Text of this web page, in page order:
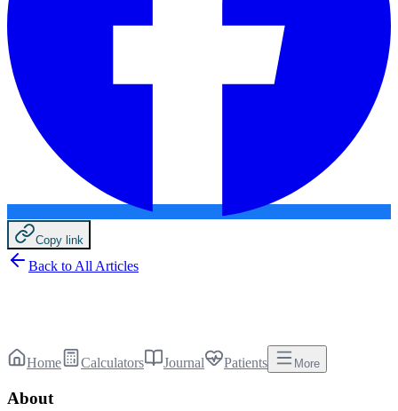
Copy link
Back to All Articles
Home Calculators Journal Patients More
About